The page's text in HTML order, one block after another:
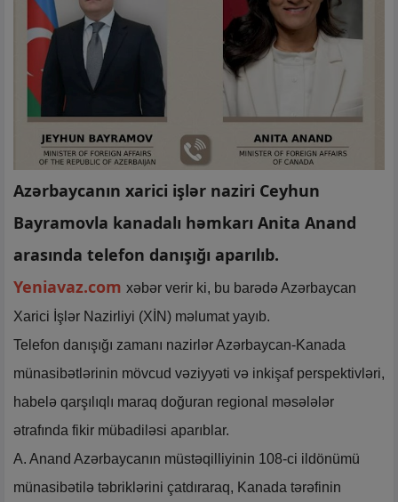
Azərbaycanın xarici işlər naziri Ceyhun
Bayramovla kanadalı həmkarı Anita Anand
arasında telefon danışığı aparılıb.
Yeniavaz.com xəbər verir ki, bu barədə Azərbaycan
Xarici İşlər Nazirliyi (XİN) məlumat yayıb.
Telefon danışığı zamanı nazirlər Azərbaycan-Kanada
münasibətlərinin mövcud vəziyyəti və inkişaf perspektivləri,
habelə qarşılıqlı maraq doğuran regional məsələlər
ətrafında fikir mübadiləsi aparıblar.
A. Anand Azərbaycanın müstəqilliyinin 108-ci ildönümü
münasibətilə təbriklərini çatdıraraq, Kanada tərəfinin